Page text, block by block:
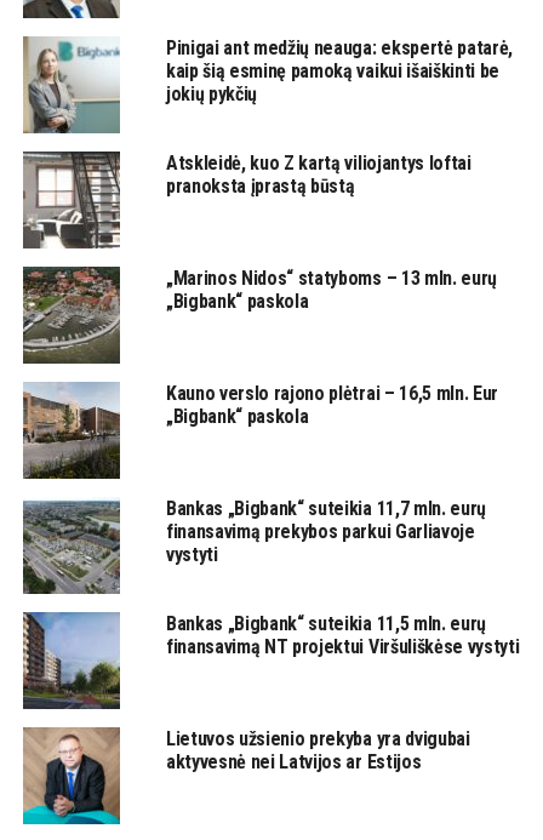
Pinigai ant medžių neauga: ekspertė patarė,
kaip šią esminę pamoką vaikui išaiškinti be
jokių pykčių
Atskleidė, kuo Z kartą viliojantys loftai
pranoksta įprastą būstą
„Marinos Nidos“ statyboms – 13 mln. eurų
„Bigbank“ paskola
Kauno verslo rajono plėtrai – 16,5 mln. Eur
„Bigbank“ paskola
Bankas „Bigbank“ suteikia 11,7 mln. eurų
finansavimą prekybos parkui Garliavoje
vystyti
Bankas „Bigbank“ suteikia 11,5 mln. eurų
finansavimą NT projektui Viršuliškėse vystyti
Lietuvos užsienio prekyba yra dvigubai
aktyvesnė nei Latvijos ar Estijos